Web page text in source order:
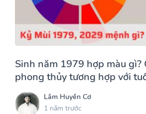
Sinh năm 1979 hợp màu gì?
phong thủy tương hợp với
Lâm Huyền Cơ
1 năm trước